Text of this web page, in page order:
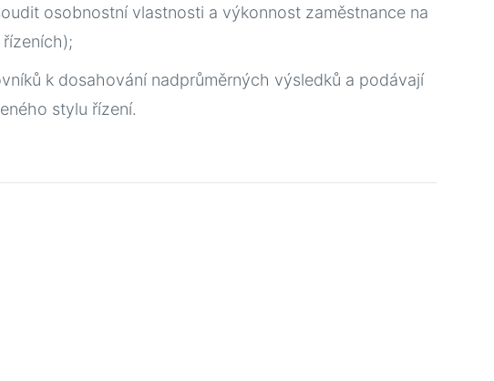
osobnostní vlastnosti a výkonnost zaměstnance na
k dosahování nadprůměrných výsledků a podávají
stylu řízení.